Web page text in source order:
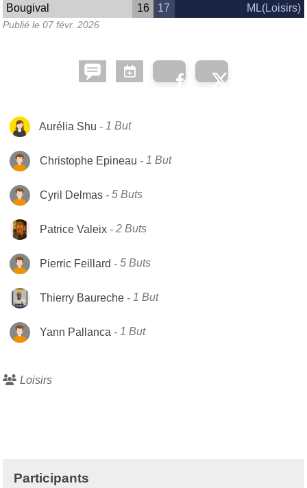
Bougival 16 17 ML(Loisirs)
Publié le 07 févr. 2026
Aurélia Shu 1 But
Christophe Epineau 1 But
Cyril Delmas 5 Buts
Patrice Valeix 2 Buts
Pierric Feillard 5 Buts
Thierry Baureche 1 But
Yann Pallanca 1 But
Loisirs
Participants